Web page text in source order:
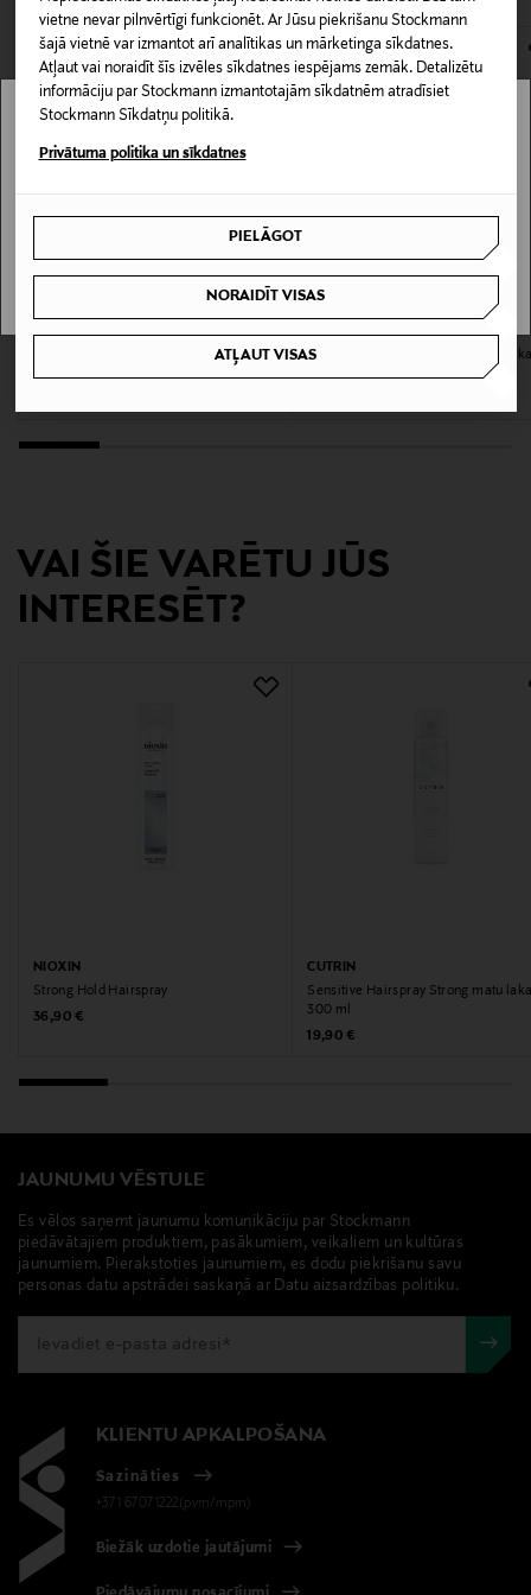
vietne nevar pilnvērtīgi funkcionēt. Ar Jūsu piekrišanu Stockmann
šajā vietnē var izmantot arī analītikas un mārketinga sīkdatnes.
Atļaut vai noraidīt šīs izvēles sīkdatnes iespējams zemāk. Detalizētu
informāciju par Stockmann izmantotajām sīkdatnēm atradīsiet
Stockmann Sīkdatņu politikā.
Privātuma politika un sīkdatnes
PIELĀGOT
NORAIDĪT VISAS
ATĻAUT VISAS
136511302
Iepakojuma izmērs
300 ml
Matu laka
Produktu līnija
NOCOL
Ražotājvalsts
ZVIEDRIJA
Digitālā adrese
Matu laka
kas tiek atdoti atpakaļ, ir jābūt to sākotnējā neatvērtajā
iepakojumā.
PREČU ATGRIEŠANAS POLITIKA
Original Price
36,90 €
Sensitive Hairspray Strong matu
VAI ŠIE VARĒTU JŪS
INTERESĒT?
NIOXIN
Strong Hold Hairspray
Original Price
36,90 €
CUTRIN
Sensitive Hairspray Strong matu
300 ml
Original Price
19,90 €
JAUNUMU VĒSTULE
Es vēlos saņemt jaunumu komunikāciju par Stockmann
piedāvātajiem produktiem, pasākumiem, veikaliem un kultūras
jaunumiem. Pierakstoties jaunumiem, es dodu piekrišanu savu
personas datu apstrādei saskaņā ar Datu aizsardzības politiku.
KLIENTU APKALPOŠANA
Sazināties
+371 67071222(pvm/mpm)
Biežāk uzdotie jautājumi
Stockmann nav pieejams tavā valstī.
I UNDERSTAND